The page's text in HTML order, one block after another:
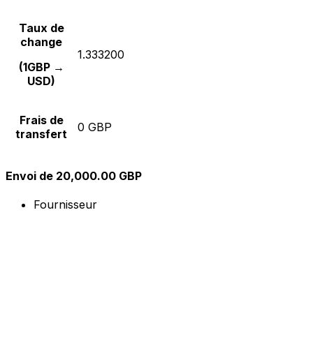
Taux de
change
(1GBP →
USD)
1.333200
Frais de
transfert
0 GBP
Envoi de 20,000.00 GBP
Fournisseur